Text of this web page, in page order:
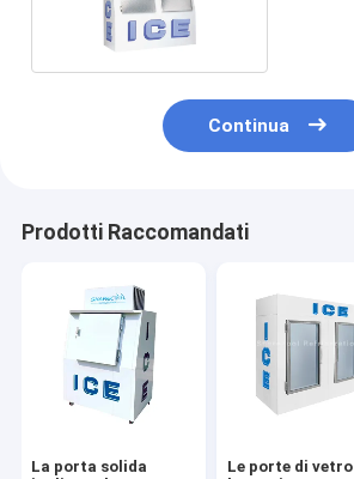
Continua
Prodotti Raccomandati
La porta solida
Le porte di vetro